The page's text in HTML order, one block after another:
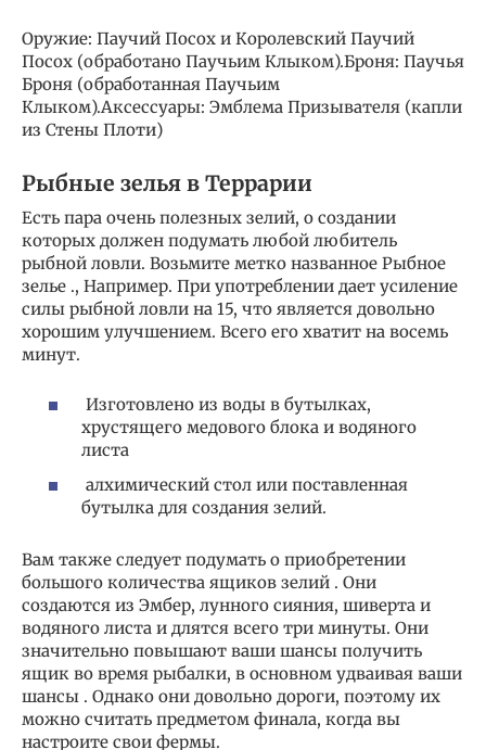
Оружие: Паучий Посох и Королевский Паучий
Посох (обработано Паучьим Клыком).Броня: Паучья
Броня (обработанная Паучьим
Клыком).Аксессуары: Эмблема Призывателя (капли
из Стены Плоти)
Рыбные зелья в Террарии
Есть пара очень полезных зелий, о создании
которых должен подумать любой любитель
рыбной ловли. Возьмите метко названное Рыбное
зелье ., Например. При употреблении дает усиление
силы рыбной ловли на 15, что является довольно
хорошим улучшением. Всего его хватит на восемь
минут.
Изготовлено из воды в бутылках,
хрустящего медового блока и водяного
листа
алхимический стол или поставленная
бутылка для создания зелий.
Вам также следует подумать о приобретении
большого количества ящиков зелий . Они
создаются из Эмбер, лунного сияния, шиверта и
водяного листа и длятся всего три минуты. Они
значительно повышают ваши шансы получить
ящик во время рыбалки, в основном удваивая ваши
шансы . Однако они довольно дороги, поэтому их
можно считать предметом финала, когда вы
настроите свои фермы.